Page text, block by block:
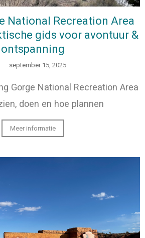
National Recreation Area
gids voor avontuur &
ontspanning
september 15, 2025
Gorge National Recreation Area
doen en hoe plannen
Meer informatie